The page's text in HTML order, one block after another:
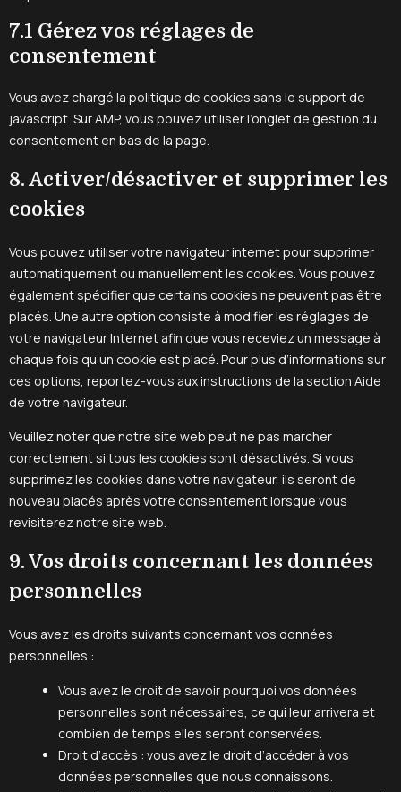
7.1 Gérez vos réglages de
consentement
Vous avez chargé la politique de cookies sans le support de
javascript. Sur AMP, vous pouvez utiliser l’onglet de gestion du
consentement en bas de la page.
8. Activer/désactiver et supprimer les
cookies
Vous pouvez utiliser votre navigateur internet pour supprimer
automatiquement ou manuellement les cookies. Vous pouvez
également spécifier que certains cookies ne peuvent pas être
placés. Une autre option consiste à modifier les réglages de
votre navigateur Internet afin que vous receviez un message à
chaque fois qu’un cookie est placé. Pour plus d’informations sur
ces options, reportez-vous aux instructions de la section Aide
de votre navigateur.
Veuillez noter que notre site web peut ne pas marcher
correctement si tous les cookies sont désactivés. Si vous
supprimez les cookies dans votre navigateur, ils seront de
nouveau placés après votre consentement lorsque vous
revisiterez notre site web.
9. Vos droits concernant les données
personnelles
Vous avez les droits suivants concernant vos données
personnelles :
Vous avez le droit de savoir pourquoi vos données
personnelles sont nécessaires, ce qui leur arrivera et
combien de temps elles seront conservées.
Droit d’accès : vous avez le droit d’accéder à vos
données personnelles que nous connaissons.